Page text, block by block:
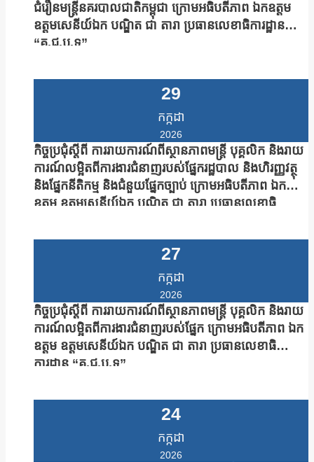
និង
លោក
ជំរឿនមន្រ្តីនគរបាលជាតិកម្ពុជា ក្រោមអធិបតីភាព ឯកឧត្តម
ឧត្តមសេនីយ៍ឯក បណ្ឌិត ជា តារា ប្រធានលេខាធិការដ្ឋាន
“គ.ជ.ប.ទ”
29
កក្កដា
2026
កិច្ចប្រជុំស្តីពី ការរាយការណ៍ពីស្ថានភាពមន្រ្តី បុគ្គលិក និងរាយ
ការណ៍លម្អិតពីការងារជំនាញរបស់ផ្នែករដ្ឋបាល និងហិរញ្ញវត្ថុ
និងផ្នែកនីតិកម្ម និងជំនួយផ្នែកច្បាប់ ក្រោមអធិបតីភាព ឯក
ឧត្តម ឧត្តមសេនីយ៍ឯក បណ្ឌិត ជា តារា ប្រធានលេខាធិ
27
កក្កដា
2026
កិច្ចប្រជុំស្តីពី ការរាយការណ៍ពីស្ថានភាពមន្រ្តី បុគ្គលិក និងរាយ
ការណ៍លម្អិតពីការងារជំនាញរបស់ផ្នែក ក្រោមអធិបតីភាព ឯក
ឧត្តម ឧត្តមសេនីយ៍ឯក បណ្ឌិត ជា តារា ប្រធានលេខាធិ
ការដ្ឋាន “គ.ជ.ប.ទ”
24
កក្កដា
2026